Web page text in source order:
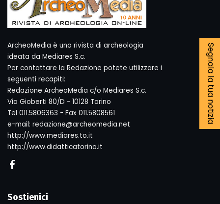
Segnala la tua notizia
ArcheoMedia è una rivista di archeologia
ideata da Mediares S.c.
Per contattare la Redazione potete utilizzare i
seguenti recapiti:
Redazione ArcheoMedia c/o Mediares S.c.
Via Gioberti 80/D - 10128 Torino
Tel 011.5806363 - Fax 011.5808561
e-mail: redazione@archeomedia.net
http://www.mediares.to.it
http://www.didatticatorino.it
Sostienici